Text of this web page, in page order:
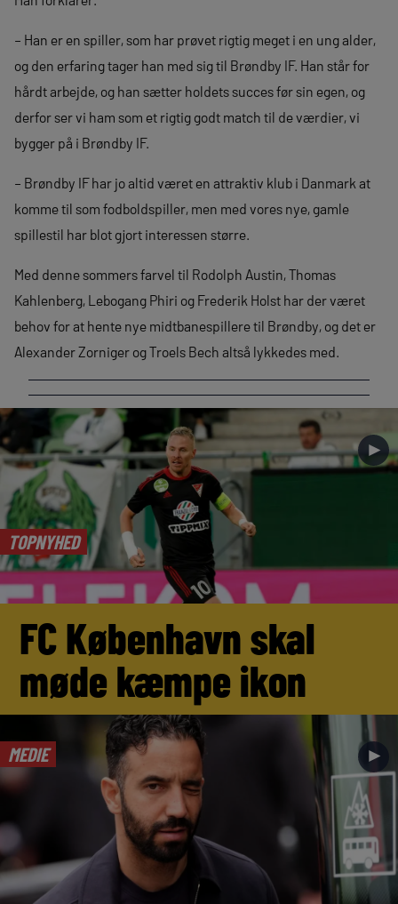
– Han er en spiller, som har prøvet rigtig meget i en ung alder,
og den erfaring tager han med sig til Brøndby IF. Han står for
hårdt arbejde, og han sætter holdets succes før sin egen, og
derfor ser vi ham som et rigtig godt match til de værdier, vi
bygger på i Brøndby IF.
– Brøndby IF har jo altid været en attraktiv klub i Danmark at
komme til som fodboldspiller, men med vores nye, gamle
spillestil har blot gjort interessen større.
Med denne sommers farvel til Rodolph Austin, Thomas
Kahlenberg, Lebogang Phiri og Frederik Holst har der været
behov for at hente nye midtbanespillere til Brøndby, og det er
Alexander Zorniger og Troels Bech altså lykkedes med.
TOPNYHED
►
FC København skal
møde kæmpe ikon
MEDIE ►